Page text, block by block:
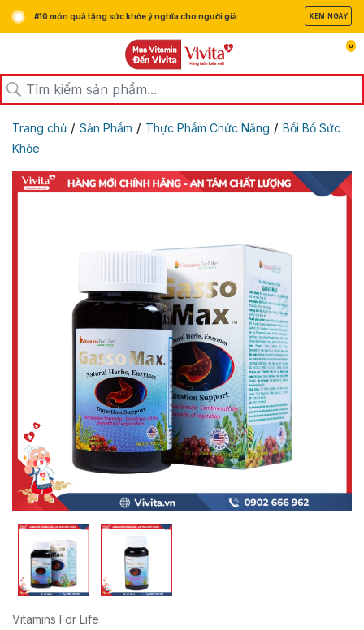
#10 món quà tặng sức khỏe ý nghĩa cho người già XEM NGAY
0
Trang chủ / Sản Phẩm / Thực Phẩm Chức Năng / Bồi Bổ Sức
Khỏe
Vitamins For Life